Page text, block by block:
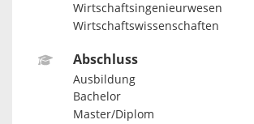
Wirtschaftsingenieurwesen
Wirtschaftswissenschaften
Abschluss
Ausbildung
Bachelor
Master/Diplom